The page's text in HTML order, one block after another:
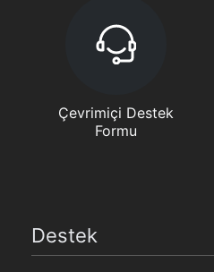
Çevrimiçi Destek
Formu
Destek